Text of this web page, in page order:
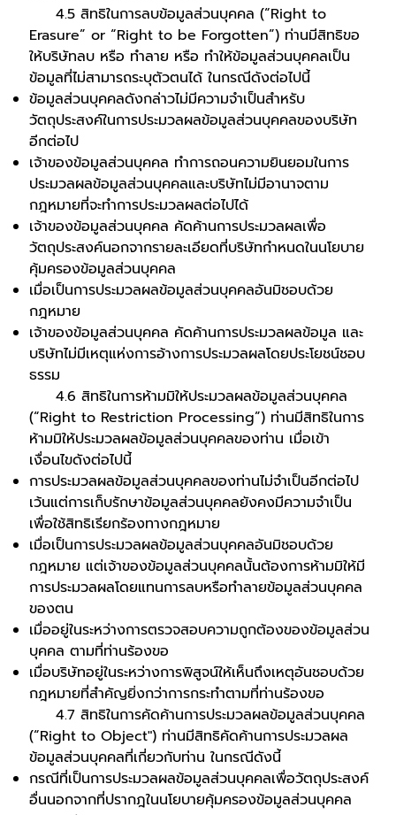
4.5 สิทธิในการลบข้อมูลส่วนบุคคล (“Right to
Erasure” or “Right to be Forgotten”) ท่านมีสิทธิขอ
ให้บริษัทลบ หรือ ทำลาย หรือ ทำให้ข้อมูลส่วนบุคคลเป็น
ข้อมูลที่ไม่สามารถระบุตัวตนได้ ในกรณีดังต่อไปนี้
ข้อมูลส่วนบุคคลดังกล่าวไม่มีความจำเป็นสำหรับ
วัตถุประสงค์ในการประมวลผลข้อมูลส่วนบุคคลของบริษัท
อีกต่อไป
เจ้าของข้อมูลส่วนบุคคล ทำการถอนความยินยอมในการ
ประมวลผลข้อมูลส่วนบุคคลและบริษัทไม่มีอานาจตาม
กฎหมายที่จะทำการประมวลผลต่อไปได้
เจ้าของข้อมูลส่วนบุคคล คัดค้านการประมวลผลเพื่อ
วัตถุประสงค์นอกจากรายละเอียดที่บริษัทกำหนดในนโยบาย
คุ้มครองข้อมูลส่วนบุคคล
เมื่อเป็นการประมวลผลข้อมูลส่วนบุคคลอันมิชอบด้วย
กฎหมาย
เจ้าของข้อมูลส่วนบุคคล คัดค้านการประมวลผลข้อมูล และ
บริษัทไม่มีเหตุแห่งการอ้างการประมวลผลโดยประโยชน์ชอบ
ธรรม
4.6 สิทธิในการห้ามมิให้ประมวลผลข้อมูลส่วนบุคคล
(“Right to Restriction Processing”) ท่านมีสิทธิในการ
ห้ามมิให้ประมวลผลข้อมูลส่วนบุคคลของท่าน เมื่อเข้า
เงื่อนไขดังต่อไปนี้
การประมวลผลข้อมูลส่วนบุคคลของท่านไม่จำเป็นอีกต่อไป
เว้นแต่การเก็บรักษาข้อมูลส่วนบุคคลยังคงมีความจำเป็น
เพื่อใช้สิทธิเรียกร้องทางกฎหมาย
เมื่อเป็นการประมวลผลข้อมูลส่วนบุคคลอันมิชอบด้วย
กฎหมาย แต่เจ้าของข้อมูลส่วนบุคคลนั้นต้องการห้ามมิให้มี
การประมวลผลโดยแทนการลบหรือทำลายข้อมูลส่วนบุคคล
ของตน
เมื่ออยู่ในระหว่างการตรวจสอบความถูกต้องของข้อมูลส่วน
บุคคล ตามที่ท่านร้องขอ
เมื่อบริษัทอยู่ในระหว่างการพิสูจน์ให้เห็นถึงเหตุอันชอบด้วย
กฎหมายที่สำคัญยิ่งกว่าการกระทำตามที่ท่านร้องขอ
4.7 สิทธิในการคัดค้านการประมวลผลข้อมูลส่วนบุคคล
(“Right to Object") ท่านมีสิทธิคัดค้านการประมวลผล
ข้อมูลส่วนบุคคลที่เกี่ยวกับท่าน ในกรณีดังนี้
กรณีที่เป็นการประมวลผลข้อมูลส่วนบุคคลเพื่อวัตถุประสงค์
อื่นนอกจากที่ปรากฎในนโยบายคุ้มครองข้อมูลส่วนบุคคล